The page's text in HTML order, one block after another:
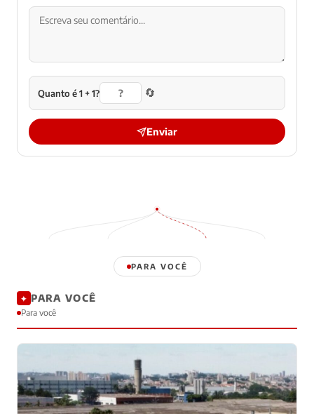
Quanto é 1 + 1? 🔄
Enviar
PARA VOCÊ
✦ PARA VOCÊ
Para você